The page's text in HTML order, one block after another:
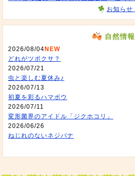
お知らせ
自然情報
2026/08/04 NEW
どれがツボクサ？
2026/07/21
虫と楽しむ夏休み♪
2026/07/13
初夏を彩るハマボウ
2026/07/11
変形菌界のアイドル「ジクホコリ」
2026/06/26
ねじれのないネジバナ